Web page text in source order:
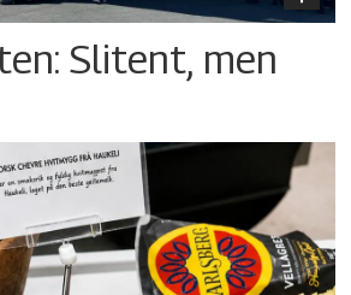
Slitent, men